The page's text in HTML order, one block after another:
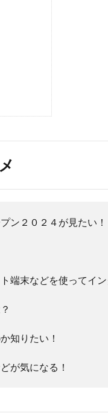
ン２０２４が見たい！
端末などを使ってイ
知りたい！
が気になる！